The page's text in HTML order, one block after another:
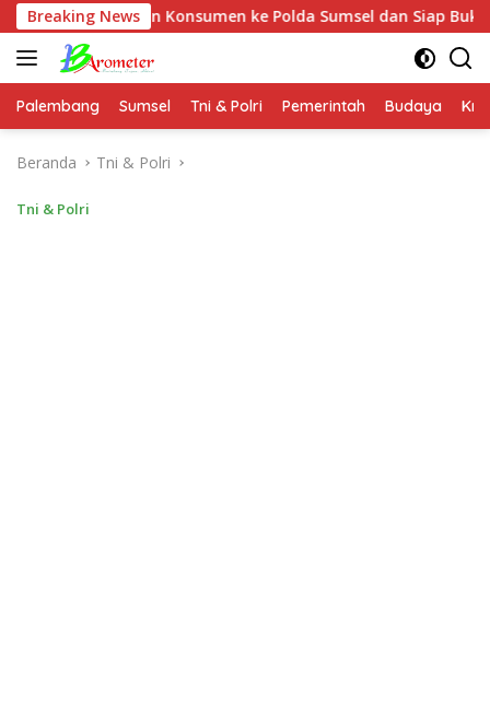
Langsung
ke
konten
Breaking News
Konsumen ke Polda Sumsel dan Siap Buktikan Fakta dan
Palembang Sumsel Tni & Polri Pemerintah Budaya
Beranda Tni & Polri
Tni & Polri